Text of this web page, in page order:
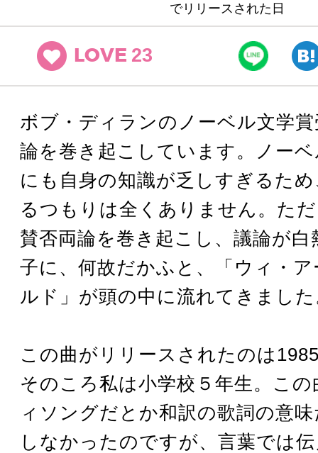
でリリースされた日
LOVE 23
ボブ・ディランのノーベル文学
論を巻き起こしています。ノー
にも自身の知識が乏しすぎるた
るつもりは全くありません。た
賛否両論を巻き起こし、議論が
子に、何故だかふと、「ウィ・
ルド」が頭の中に流れてきまし
この曲がリリースされたのは
そのころ私は小学校５年生。こ
ィソングだとか和訳の歌詞の意
しなかったのですが、言葉では